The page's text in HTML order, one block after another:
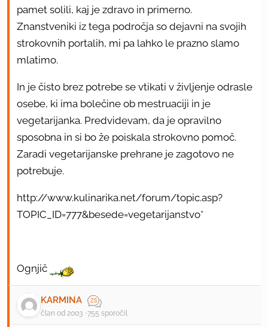
pamet solili, kaj je zdravo in primerno.
Znanstveniki iz tega področja so dejavni na svojih
strokovnih portalih, mi pa lahko le prazno slamo
mlatimo.
In je čisto brez potrebe se vtikati v življenje odrasle
osebe, ki ima bolečine ob mestruaciji in je
vegetarijanka. Predvidevam, da je opravilno
sposobna in si bo že poiskala strokovno pomoč.
Zaradi vegetarijanske prehrane je zagotovo ne
potrebuje.
http://www.kulinarika.net/forum/topic.asp?
TOPIC_ID=777&besede=vegetarijanstvo*
Ognjič
KARMINA
član od 2003 755 sporočil